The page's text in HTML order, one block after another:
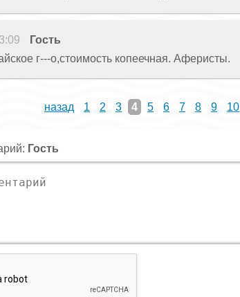
Гость
г---о,стоимость копеечная. Аферисты.
назад 1 2 3 4 5 6 7 8 9 10
Гость